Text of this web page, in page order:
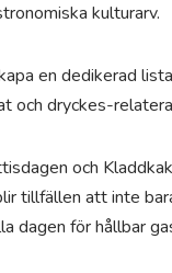
kulturarv.
en dedikerad
och dryckes-
och
tillfällen att inte
dagen för hållbar